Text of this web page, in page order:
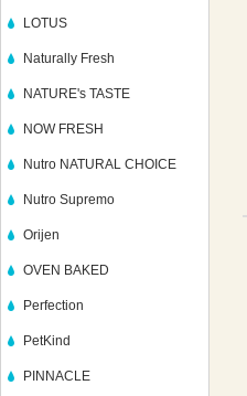
LOTUS
Naturally Fresh
NATURE's TASTE
NOW FRESH
Nutro NATURAL CHOICE
Nutro Supremo
Orijen
OVEN BAKED
Perfection
PetKind
PINNACLE